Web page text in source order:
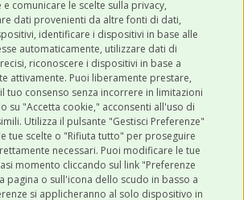
comunicare le scelte sulla privacy,
dati provenienti da altre fonti di dati,
identificare i dispositivi in base alle
automaticamente, utilizzare dati di
riconoscere i dispositivi in base a
attivamente. Puoi liberamente prestare,
tuo consenso senza incorrere in limitazioni
su "Accetta cookie," acconsenti all'uso di
Utilizza il pulsante "Gestisci Preferenze"
tue scelte o "Rifiuta tutto" per proseguire
necessari. Puoi modificare le tue
momento cliccando sul link "Preferenze
pagina o sull'icona dello scudo in basso a
si applicheranno al solo dispositivo in
SHOP ONLINE
CONTATTI
0543 096850
Contattaci